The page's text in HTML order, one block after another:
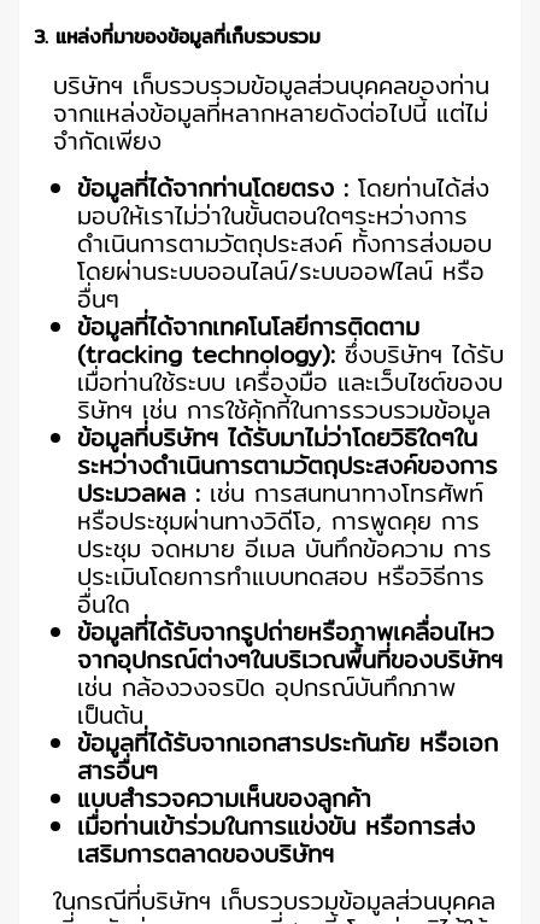
3. แหล่งที่มาของข้อมูลที่เก็บรวบรวม
บริษัทฯ เก็บรวบรวมข้อมูลส่วนบุคคลของท่าน
จากแหล่งข้อมูลที่หลากหลายดังต่อไปนี้ แต่ไม่
จำกัดเพียง
ข้อมูลที่ได้จากท่านโดยตรง : โดยท่านได้ส่ง
มอบให้เราไม่ว่าในขั้นตอนใดๆระหว่างการ
ดำเนินการตามวัตถุประสงค์ ทั้งการส่งมอบ
โดยผ่านระบบออนไลน์/ระบบออฟไลน์ หรือ
อื่นๆ
ข้อมูลที่ได้จากเทคโนโลยีการติดตาม
(tracking technology): ซึ่งบริษัทฯ ได้รับ
เมื่อท่านใช้ระบบ เครื่องมือ และเว็บไซต์ของบ
ริษัทฯ เช่น การใช้คุ้กกี้ในการรวบรวมข้อมูล
ข้อมูลที่บริษัทฯ ได้รับมาไม่ว่าโดยวิธิใดๆใน
ระหว่างดำเนินการตามวัตถุประสงค์ของการ
ประมวลผล : เช่น การสนทนาทางโทรศัพท์
หรือประชุมผ่านทางวิดีโอ, การพูดคุย การ
ประชุม จดหมาย อีเมล บันทึกข้อความ การ
ประเมินโดยการทำแบบทดสอบ หรือวิธีการ
อื่นใด
ข้อมูลที่ได้รับจากรูปถ่ายหรือภาพเคลื่อนไหว
จากอุปกรณ์ต่างๆในบริเวณพื้นที่ของบริษัทฯ
เช่น กล้องวงจรปิด อุปกรณ์บันทึกภาพ
เป็นต้น
ข้อมูลที่ได้รับจากเอกสารประกันภัย หรือเอก
สารอื่นๆ
แบบสำรวจความเห็นของลูกค้า
เมื่อท่านเข้าร่วมในการแข่งขัน หรือการส่ง
เสริมการตลาดของบริษัทฯ
ในกรณีที่บริษัทฯ เก็บรวบรวมข้อมูลส่วนบุคคล